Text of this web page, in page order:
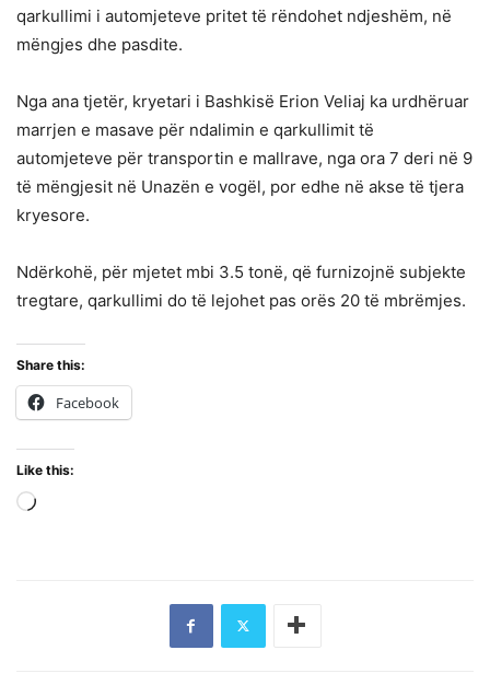
qarkullimi i automjeteve pritet të rëndohet ndjeshëm, në
mëngjes dhe pasdite.
Nga ana tjetër, kryetari i Bashkisë Erion Veliaj ka urdhëruar
marrjen e masave për ndalimin e qarkullimit të
automjeteve për transportin e mallrave, nga ora 7 deri në 9
të mëngjesit në Unazën e vogël, por edhe në akse të tjera
kryesore.
Ndërkohë, për mjetet mbi 3.5 tonë, që furnizojnë subjekte
tregtare, qarkullimi do të lejohet pas orës 20 të mbrëmjes.
Share this:
Facebook
Like this: